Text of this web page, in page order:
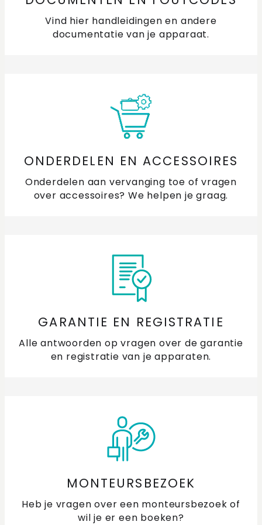
Vind hier handleidingen en andere
documentatie van je apparaat.
ONDERDELEN EN ACCESSOIRES
Onderdelen aan vervanging toe of vragen
over accessoires? We helpen je graag.
GARANTIE EN REGISTRATIE
Alle antwoorden op vragen over de garantie
en registratie van je apparaten.
MONTEURSBEZOEK
Heb je vragen over een monteursbezoek of
wil je er een boeken?